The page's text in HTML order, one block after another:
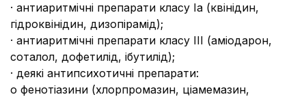
· антиаритмічні препарати класу Іа (квінідин,
гідроквінідин, дизопірамід);
· антиаритмічні препарати класу ІІІ (аміодарон,
соталол, дофетилід, ібутилід);
· деякі антипсихотичні препарати:
o фенотіазини (хлорпромазин, ціамемазин,